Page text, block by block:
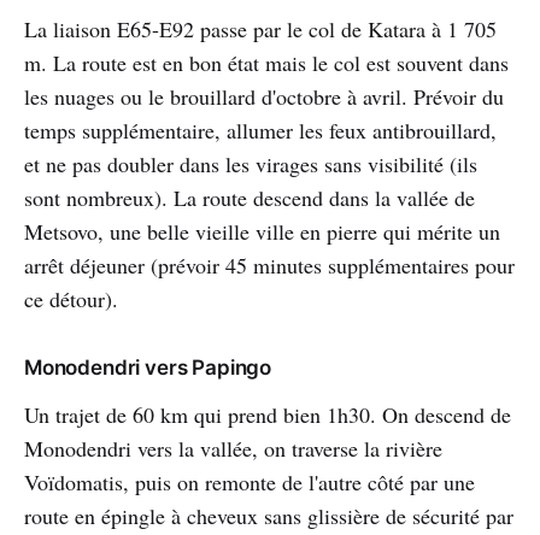
La liaison E65-E92 passe par le col de Katara à 1 705
m. La route est en bon état mais le col est souvent dans
les nuages ou le brouillard d'octobre à avril. Prévoir du
temps supplémentaire, allumer les feux antibrouillard,
et ne pas doubler dans les virages sans visibilité (ils
sont nombreux). La route descend dans la vallée de
Metsovo, une belle vieille ville en pierre qui mérite un
arrêt déjeuner (prévoir 45 minutes supplémentaires pour
ce détour).
Monodendri vers Papingo
Un trajet de 60 km qui prend bien 1h30. On descend de
Monodendri vers la vallée, on traverse la rivière
Voïdomatis, puis on remonte de l'autre côté par une
route en épingle à cheveux sans glissière de sécurité par